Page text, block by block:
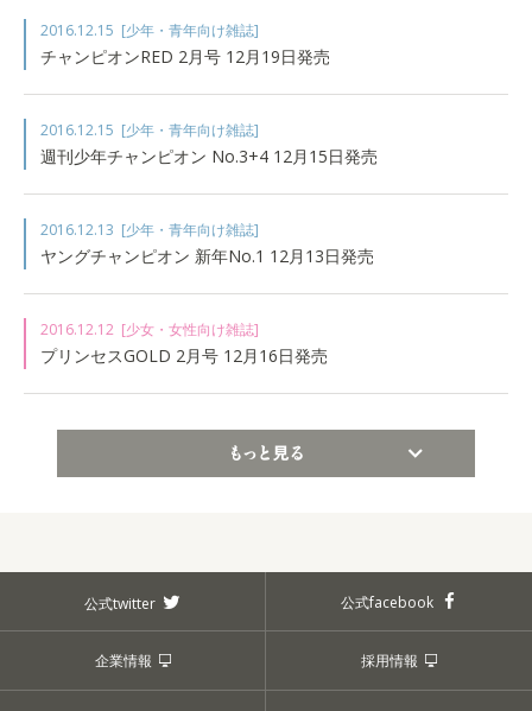
2016.12.15 [少年・青年向け雑誌]
チャンピオンRED 2月号 12月19日発売
2016.12.15 [少年・青年向け雑誌]
週刊少年チャンピオン No.3+4 12月15日発売
2016.12.13 [少年・青年向け雑誌]
ヤングチャンピオン 新年No.1 12月13日発売
2016.12.12 [少女・女性向け雑誌]
プリンセスGOLD 2月号 12月16日発売
公式twitter 公式facebook
企業情報 採用情報